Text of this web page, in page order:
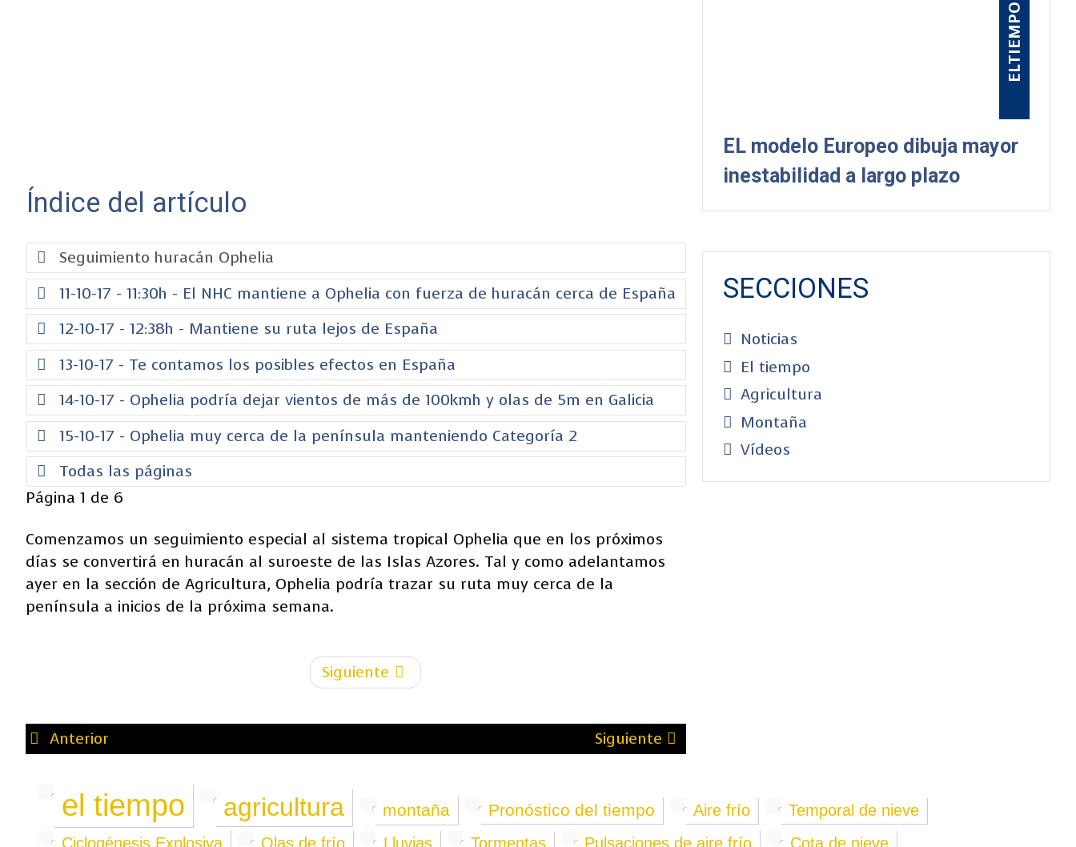
Índice del artículo
Seguimiento huracán Ophelia
11-10-17 - 11:30h - El NHC mantiene a Ophelia con fuerza de huracán cerca de España
12-10-17 - 12:38h - Mantiene su ruta lejos de España
13-10-17 - Te contamos los posibles efectos en España
14-10-17 - Ophelia podría dejar vientos de más de 100kmh y olas de 5m en Galicia
15-10-17 - Ophelia muy cerca de la península manteniendo Categoría 2
Todas las páginas
Página 1 de 6
Comenzamos un seguimiento especial al sistema tropical Ophelia que en los próximos
días se convertirá en huracán al suroeste de las Islas Azores. Tal y como adelantamos
ayer en la sección de Agricultura, Ophelia podría trazar su ruta muy cerca de la
península a inicios de la próxima semana.
Siguiente
Anterior Siguiente
ELTIEMPO
EL modelo Europeo dibuja mayor
inestabilidad a largo plazo
SECCIONES
Noticias
El tiempo
Agricultura
Montaña
Vídeos
el tiempo agricultura montaña Pronóstico del tiempo Aire frío
Temporal de nieve
Ciclogénesis Explosiva
Olas de frío Lluvias Tormentas Pulsaciones de aire frío
Cota de nieve